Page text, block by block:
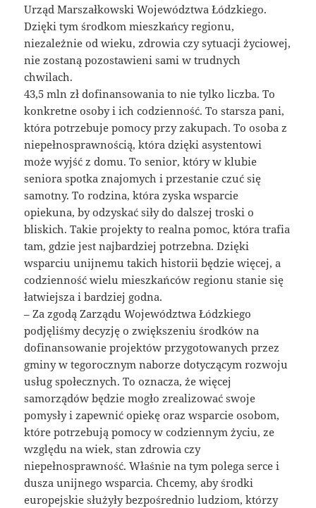
Urząd Marszałkowski Województwa Łódzkiego.
Dzięki tym środkom mieszkańcy regionu,
niezależnie od wieku, zdrowia czy sytuacji życiowej,
nie zostaną pozostawieni sami w trudnych
chwilach.
43,5 mln zł dofinansowania to nie tylko liczba. To
konkretne osoby i ich codzienność. To starsza pani,
która potrzebuje pomocy przy zakupach. To osoba z
niepełnosprawnością, która dzięki asystentowi
może wyjść z domu. To senior, który w klubie
seniora spotka znajomych i przestanie czuć się
samotny. To rodzina, która zyska wsparcie
opiekuna, by odzyskać siły do dalszej troski o
bliskich. Takie projekty to realna pomoc, która trafia
tam, gdzie jest najbardziej potrzebna. Dzięki
wsparciu unijnemu takich historii będzie więcej, a
codzienność wielu mieszkańców regionu stanie się
łatwiejsza i bardziej godna.
– Za zgodą Zarządu Województwa Łódzkiego
podjęliśmy decyzję o zwiększeniu środków na
dofinansowanie projektów przygotowanych przez
gminy w tegorocznym naborze dotyczącym rozwoju
usług społecznych. To oznacza, że więcej
samorządów będzie mogło zrealizować swoje
pomysły i zapewnić opiekę oraz wsparcie osobom,
które potrzebują pomocy w codziennym życiu, ze
względu na wiek, stan zdrowia czy
niepełnosprawność. Właśnie na tym polega serce i
dusza unijnego wsparcia. Chcemy, aby środki
europejskie służyły bezpośrednio ludziom, którzy